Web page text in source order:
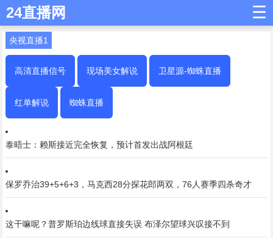
24直播网 ☰
央视直播1
高清直播信号 现场美女解说 卫星源-蜘蛛直播
红单解说 蜘蛛直播
泰晤士：赖斯接近完全恢复，预计首发出战阿根廷
保罗乔治39+5+6+3，马克西28分探花郎两双，76人赛季四杀奇才
这干嘛呢？普罗斯珀边线球直接失误 布泽尔望球兴叹接不到